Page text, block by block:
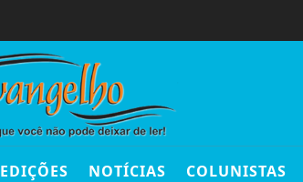
EDIÇÕES NOTÍCIAS COLUNISTAS